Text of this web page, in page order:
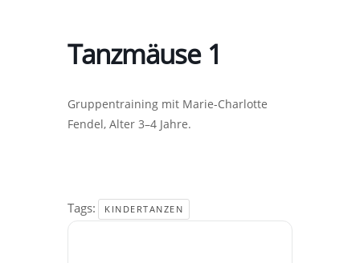
Tanzmäuse 1
Gruppentraining mit Marie-Charlotte
Fendel, Alter 3–4 Jahre.
Tags: KINDERTANZEN